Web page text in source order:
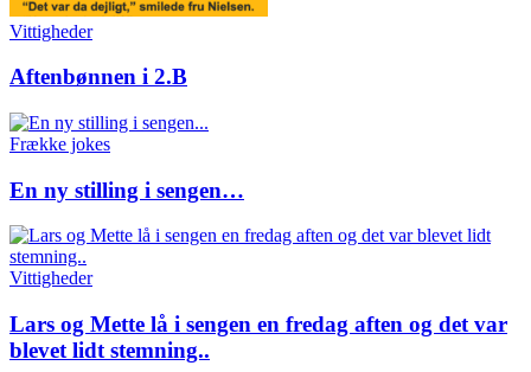
Vittigheder
Aftenbønnen i 2.B
Frække jokes
En ny stilling i sengen…
Vittigheder
Lars og Mette lå i sengen en fredag aften og det var
blevet lidt stemning..